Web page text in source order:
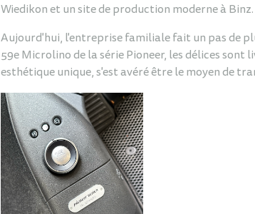
Wiedikon et un site de production moderne à Binz.
Aujourd'hui, l'entreprise familiale fait un pas de
59e Microlino de la série Pioneer, les délices
esthétique unique, s'est avéré être le moyen de